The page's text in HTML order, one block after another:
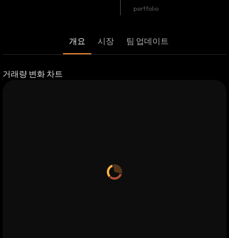
portfolio
개요 시장 팀 업데이트
거래량 변화 차트